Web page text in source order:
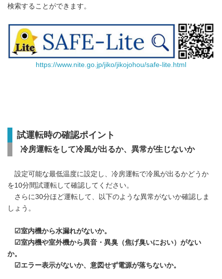
検索することができます。
https://www.nite.go.jp/jiko/jikojohou/safe-lite.html
試運転時の確認ポイント
冷房運転をして冷風が出るか、異常が生じないか
設定可能な最低温度に設定し、冷房運転で冷風が出るかどうか
を10分間試運転して確認してください。
さらに30分ほど運転して、以下のような異常がないか確認しま
しょう。
☑室内機から水漏れがないか。
☑室内機や室外機から異音・異臭（焦げ臭いにおい）がない
か。
☑エラー表示がないか、意図せず電源が落ちないか。